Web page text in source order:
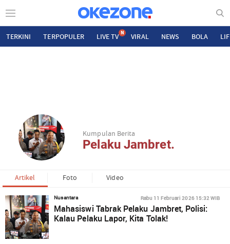
TERKINI TERPOPULER LIVE TV N VIRAL NEWS BOLA
Kumpulan Berita
Pelaku Jambret.
Artikel Foto Video
Nusantara Rabu 11 Februari 2026 15:32 WIB
Mahasiswi Tabrak Pelaku Jambret, Polisi:
Kalau Pelaku Lapor, Kita Tolak!